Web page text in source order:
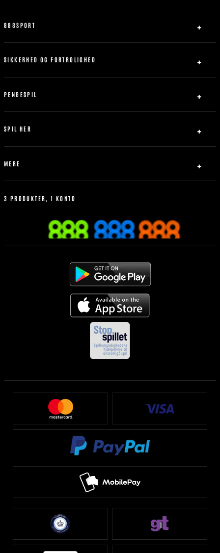
888SPORT
Om Os
Partner
SIKKERHED OG FORTROLIGHED
Privatlivspolitik
Ansvarligt Spil
Bonus Politik
PENGESPIL
Indbetaling
Udbetaling
SPIL HER
Fodbold
Tennis
MERE
Livespil
Betting Historik
Regler for sportsvæddemål
3 PRODUKTER, 1 KONTO